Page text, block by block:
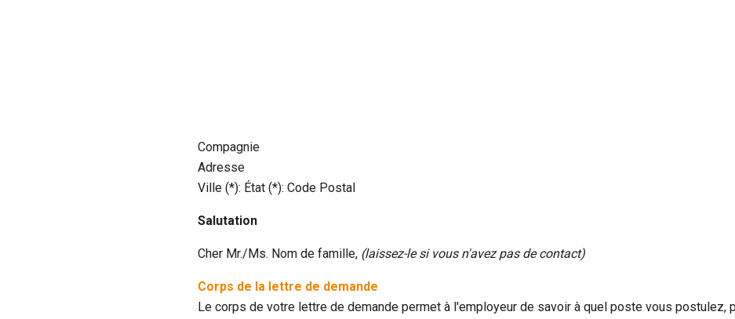
Compagnie
Adresse
Ville (*): État (*): Code Postal
Salutation
Cher Mr./Ms. Nom de famille, (laissez-le si vous n'avez pas de contact)
Corps de la lettre de demande
Le corps de votre lettre de demande permet à l'employeur de savoir à quel poste vous postulez,